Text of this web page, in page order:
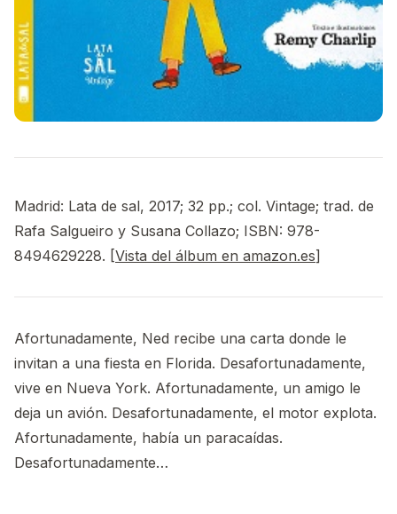
Madrid: Lata de sal, 2017; 32 pp.; col. Vintage; trad. de
Rafa Salgueiro y Susana Collazo; ISBN: 978-
8494629228. [Vista del álbum en amazon.es]
Afortunadamente, Ned recibe una carta donde le
invitan a una fiesta en Florida. Desafortunadamente,
vive en Nueva York. Afortunadamente, un amigo le
deja un avión. Desafortunadamente, el motor explota.
Afortunadamente, había un paracaídas.
Desafortunadamente…